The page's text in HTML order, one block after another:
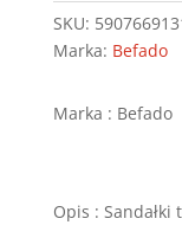
Papi
-
SKU:
Marka: Befado
Marka : Befado
Opis :